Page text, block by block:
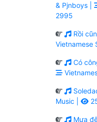
& Pjnboys |
2995
Rồi
Vietnamese
Có
Music |
Mưa